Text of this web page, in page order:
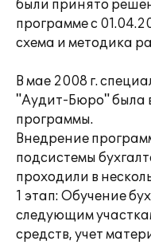
были принято
программе с
схема и методика
В мае 2008 г.
"Аудит-Бюро" была
программы.
Внедрение
подсистемы
проходили в
1 этап: Обучение
следующим
средств, учет